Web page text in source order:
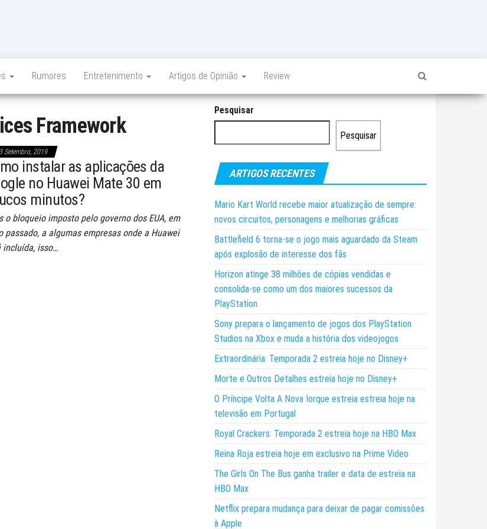
Rumores Entretenimento Artigos de Opinião Review
Framework
Setembro, 2019
instalar as aplicações da
no Huawei Mate 30 em
minutos?
o bloqueio imposto pelo governo dos EUA, em
passado, a algumas empresas onde a Huawei
incluída, isso…
Pesquisar
Pesquisar
ARTIGOS RECENTES
Mario Kart World recebe maior atualização de sempre:
novos circuitos, personagens e melhorias gráficas
Battlefield 6 torna-se o jogo mais aguardado da Steam
após explosão de interesse dos fãs
Horizon atinge 38 milhões de cópias vendidas e
consolida-se como um dos maiores sucessos da
PlayStation
Sony prepara o lançamento de jogos dos PlayStation
Studios na Xbox e muda a história dos videojogos
Extraordinária: Temporada 2 estreia hoje no Disney+
Morte e Outros Detalhes estreia hoje no Disney+
O Príncipe Volta A Nova Iorque estreia estreia hoje na
televisão em Portugal
Royal Crackers: Temporada 2 estreia hoje na HBO Max
Reina Roja estreia hoje em exclusivo na Prime Video
The Girls On The Bus ganha trailer e data de estreia na
HBO Max
Netflix prepara mudança para deixar de pagar comissões
à Apple